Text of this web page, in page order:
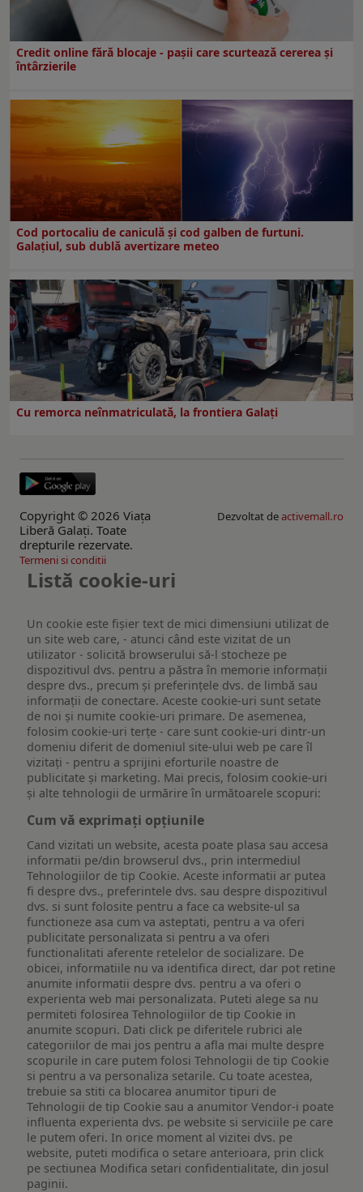
Credit online fără blocaje - pașii care scurtează cererea și
întârzierile
Cod portocaliu de caniculă și cod galben de furtuni.
Galațiul, sub dublă avertizare meteo
Cu remorca neînmatriculată, la frontiera Galați
Copyright © 2026 Viaţa
Liberă Galaţi. Toate
drepturile rezervate.
Dezvoltat deactivemall.ro
Termeni si conditii
Listă cookie-uri
Un cookie este fişier text de mici dimensiuni utilizat de
un site web care, - atunci când este vizitat de un
utilizator - solicită browserului să-l stocheze pe
dispozitivul dvs. pentru a păstra în memorie informații
despre dvs., precum și preferințele dvs. de limbă sau
informații de conectare. Aceste cookie-uri sunt setate
de noi și numite cookie-uri primare. De asemenea,
folosim cookie-uri terțe - care sunt cookie-uri dintr-un
domeniu diferit de domeniul site-ului web pe care îl
vizitați - pentru a sprijini eforturile noastre de
publicitate și marketing. Mai precis, folosim cookie-uri
și alte tehnologii de urmărire în următoarele scopuri:
Cum vă exprimați opțiunile
Cand vizitati un website, acesta poate plasa sau accesa
informatii pe/din browserul dvs., prin intermediul
Tehnologiilor de tip Cookie. Aceste informatii ar putea
fi despre dvs., preferintele dvs. sau despre dispozitivul
dvs. si sunt folosite pentru a face ca website-ul sa
functioneze asa cum va asteptati, pentru a va oferi
publicitate personalizata si pentru a va oferi
functionalitati aferente retelelor de socializare. De
obicei, informatiile nu va identifica direct, dar pot retine
anumite informatii despre dvs. pentru a va oferi o
experienta web mai personalizata. Puteti alege sa nu
permiteti folosirea Tehnologiilor de tip Cookie in
anumite scopuri. Dati click pe diferitele rubrici ale
categoriilor de mai jos pentru a afla mai multe despre
scopurile in care putem folosi Tehnologii de tip Cookie
si pentru a va personaliza setarile. Cu toate acestea,
trebuie sa stiti ca blocarea anumitor tipuri de
Tehnologii de tip Cookie sau a anumitor Vendor-i poate
influenta experienta dvs. pe website si serviciile pe care
le putem oferi. In orice moment al vizitei dvs. pe
website, puteti modifica o setare anterioara, prin click
pe sectiunea Modifica setari confidentialitate, din josul
paginii.